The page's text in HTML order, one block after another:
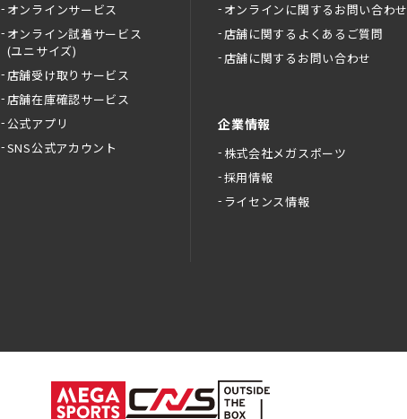
オンラインサービス
オンライン試着サービス
(ユニサイズ)
店舗受け取りサービス
店舗在庫確認サービス
公式アプリ
SNS公式アカウント
オンラインに関するお問い合わせ
店舗に関するよくあるご質問
店舗に関するお問い合わせ
企業情報
株式会社メガスポーツ
採用情報
ライセンス情報